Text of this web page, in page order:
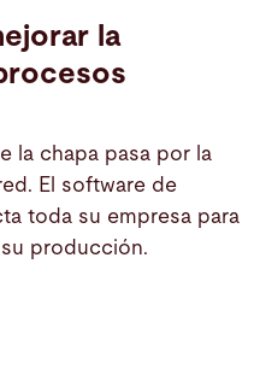
la
la chapa pasa por la
El software de
toda su empresa para
producción.